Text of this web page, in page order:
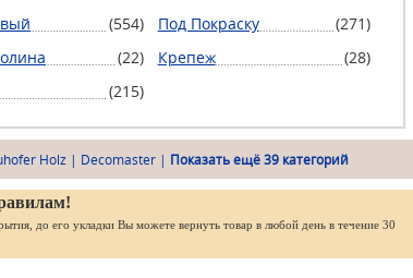
(554) Под Покраску
(271)
(22) Крепеж
(28)
(215)
Holz | Decomaster | Показать ещё 39 категорий
до его укладки Вы можете вернуть товар в любой день в течение 30